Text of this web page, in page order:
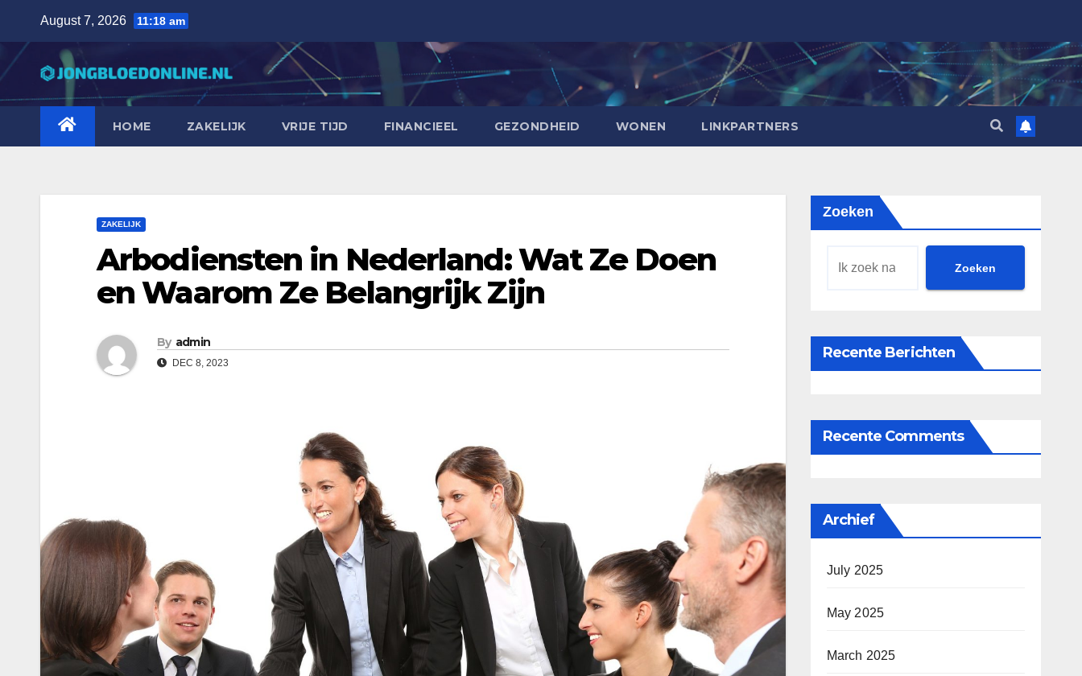
content
August 7, 2026 11:18 am
HOME ZAKELIJK VRIJE TIJD FINANCIEEL GEZONDHEID WONEN LINKPARTNERS
ZAKELIJK
Arbodiensten in Nederland: Wat Ze Doen
en Waarom Ze Belangrijk Zijn
By admin
DEC 8, 2023
Zoeken
Zoeken
Recente Berichten
Recente Comments
Archief
July 2025
May 2025
March 2025